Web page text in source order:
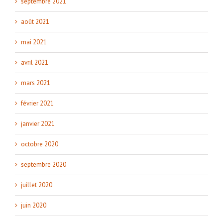
août 2021
mai 2021
avril 2021
mars 2021
février 2021
janvier 2021
octobre 2020
septembre 2020
juillet 2020
juin 2020